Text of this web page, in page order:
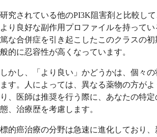
研究されている他のPI3K阻害剤と比較し
より良好な副作用プロファイルを持って
篤な合併症を引き起こしたこのクラスの
般的に忍容性が高くなっています。
しかし、「より良い」かどうかは、個々
ます。人によっては、異なる薬物の方が
り、医師は推奨を行う際に、あなたの特
態、治療歴を考慮します。
標的癌治療の分野は急速に進化しており